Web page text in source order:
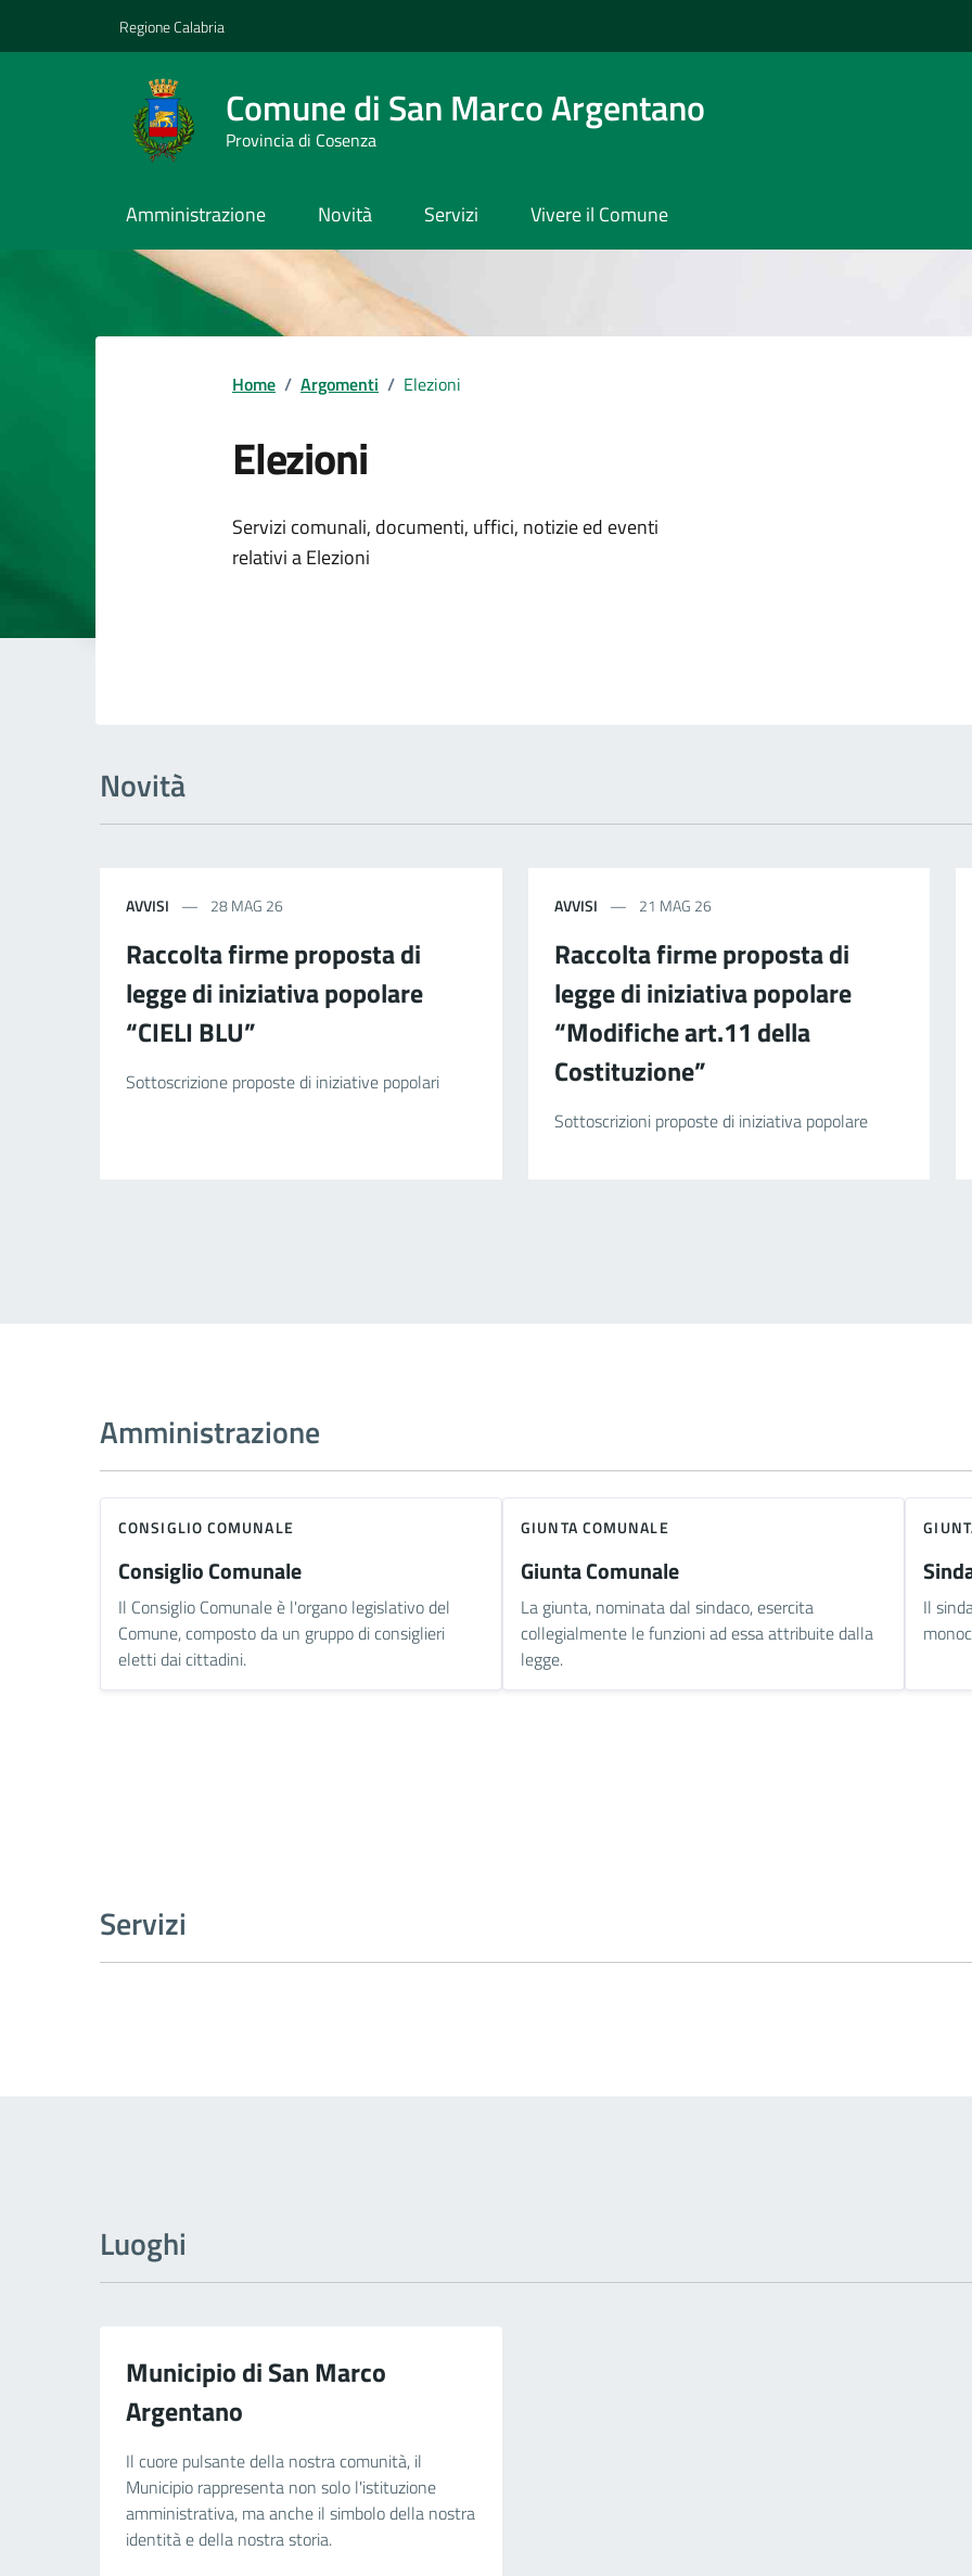
Regione Calabria
Comune di San Marco Argentano
Provincia di Cosenza
Amministrazione Novità Servizi Vivere il Comune
Home / Argomenti / Elezioni
Elezioni
Dettagli dell'argomento
Servizi comunali, documenti, uffici, notizie ed eventi
relativi a Elezioni
Novità
AVVISI 28 MAG 26
Raccolta firme proposta di
legge di iniziativa popolare
“CIELI BLU”
Sottoscrizione proposte di iniziative popolari
AVVISI 21 MAG 26
Raccolta firme proposta di
legge di iniziativa popolare
“Modifiche art.11 della
Costituzione”
Sottoscrizioni proposte di iniziativa popolare
Amministrazione
CONSIGLIO COMUNALE
Consiglio Comunale
Il Consiglio Comunale è l'organo legislativo del
Comune, composto da un gruppo di consiglieri
eletti dai cittadini.
GIUNTA COMUNALE
Giunta Comunale
La giunta, nominata dal sindaco, esercita
collegialmente le funzioni ad essa attribuite dalla
legge.
Il
Servizi
Luoghi
Municipio di San Marco
Argentano
Il cuore pulsante della nostra comunità, il
Municipio rappresenta non solo l'istituzione
amministrativa, ma anche il simbolo della nostra
identità e della nostra storia.